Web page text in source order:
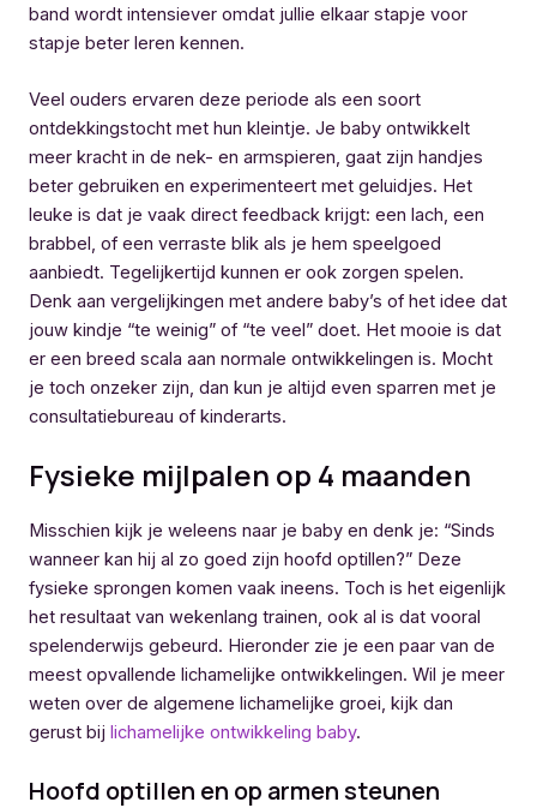
band wordt intensiever omdat jullie elkaar stapje voor
stapje beter leren kennen.
Veel ouders ervaren deze periode als een soort
ontdekkingstocht met hun kleintje. Je baby ontwikkelt
meer kracht in de nek- en armspieren, gaat zijn handjes
beter gebruiken en experimenteert met geluidjes. Het
leuke is dat je vaak direct feedback krijgt: een lach, een
brabbel, of een verraste blik als je hem speelgoed
aanbiedt. Tegelijkertijd kunnen er ook zorgen spelen.
Denk aan vergelijkingen met andere baby’s of het idee dat
jouw kindje “te weinig” of “te veel” doet. Het mooie is dat
er een breed scala aan normale ontwikkelingen is. Mocht
je toch onzeker zijn, dan kun je altijd even sparren met je
consultatiebureau of kinderarts.
Fysieke mijlpalen op 4 maanden
Misschien kijk je weleens naar je baby en denk je: “Sinds
wanneer kan hij al zo goed zijn hoofd optillen?” Deze
fysieke sprongen komen vaak ineens. Toch is het eigenlijk
het resultaat van wekenlang trainen, ook al is dat vooral
spelenderwijs gebeurd. Hieronder zie je een paar van de
meest opvallende lichamelijke ontwikkelingen. Wil je meer
weten over de algemene lichamelijke groei, kijk dan
gerust bij lichamelijke ontwikkeling baby.
Hoofd optillen en op armen steunen